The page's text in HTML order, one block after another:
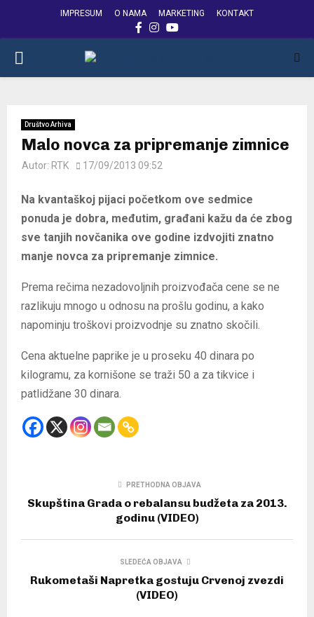
IMPRESUM O NAMA MARKETING KONTAKT
FACEBOOK
INSTAGRAM
YOUTUBE
PRIMARY
Društvo Arhiva
Malo novca za pripremanje zimnice
Autor: RTK 17/09/2013 09:52
Na kvantaškoj pijaci početkom ove sedmice
ponuda je dobra, međutim, građani kažu da će zbog
sve tanjih novčanika ove godine izdvojiti znatno
manje novca za pripremanje zimnice.
Prema rečima nezadovoljnih proizvođača cene se ne
razlikuju mnogo u odnosu na prošlu godinu, a kako
napominju troškovi proizvodnje su znatno skočili.
Cena aktuelne paprike je u proseku 40 dinara po
kilogramu, za kornišone se traži 50 a za tikvice i
patlidžane 30 dinara.
PRETHODNA OBJAVA
Skupština Grada o rebalansu budžeta za 2013.
godinu (VIDEO)
SLEDEĆA OBJAVA
Rukometaši Napretka gostuju Crvenoj zvezdi
(VIDEO)